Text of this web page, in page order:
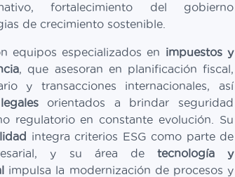
fortalecimiento del gobierno
de crecimiento sostenible.
equipos especializados en impuestos y
, que asesoran en planificación fiscal,
y transacciones internacionales, así
orientados a brindar seguridad
regulatorio en constante evolución. Su
integra criterios ESG como parte de
y su área de tecnología y
impulsa la modernización de procesos y